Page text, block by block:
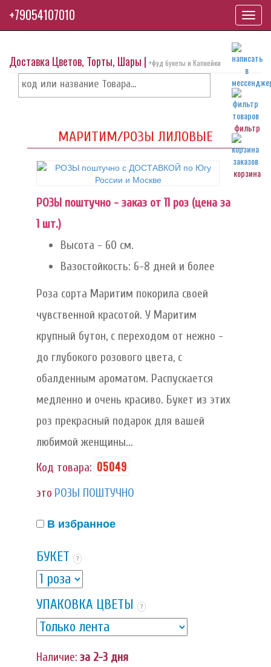
фильтр
корзина
Доставка Цветов, Торты, Шары | +фуд букеты и Капкейки
МАРИТИМ/РОЗЫ ЛИЛОВЫЕ
РОЗЫ поштучно - заказ от 11 роз (цена за
1 шт.)
Высота - 60 см.
Вазостойкость: 6-8 дней и более
Роза сорта Маритим покорила своей
чувственной красотой. У Маритим
крупный бутон, с переходом от нежно -
до глубокого розового цвета, с
обалденным ароматом. Распускается
медленно и очень красиво. Букет из этих
роз прекрасный подарок для вашей
любимой женщины...
Код товара: 05049
это РОЗЫ ПОШТУЧНО
В избранное
БУКЕТ ?
УПАКОВКА ЦВЕТЫ ?
Наличие: за 2-3 дня
+79054107010